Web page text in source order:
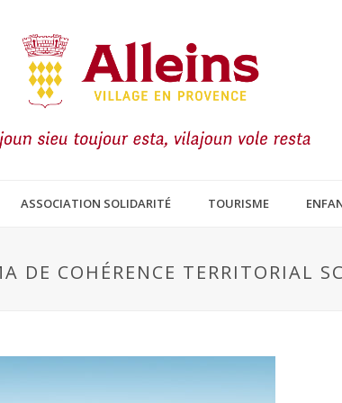
ASSOCIATION SOLIDARITÉ TOURISME
DE COHÉRENCE TERRITORIAL